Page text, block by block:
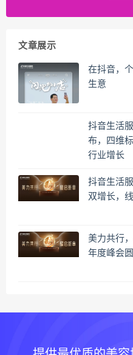
文章展示
在抖音，
生意
抖音生活
布，四维
行业增长
抖音生活
双增长，
美力共行
年度峰会